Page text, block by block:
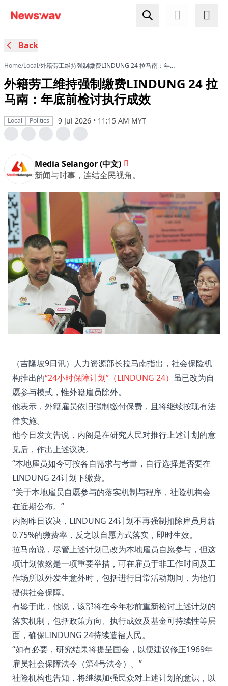
Back
Home/Local/外籍劳工维持强制缴费LINDUNG 24 拉马南：年底
外籍劳工维持强制缴费LINDUNG 24 拉
马南：年底前检讨执行成效
Local Politics 9 Jul 2026 • 11:15 AM MYT
Media Selangor (中文)
新闻与时事，连结全民视角。
（吉隆坡9日讯）人力资源部长拉马南指出，社会保险机
构推出的“24小时保障计划”（LINDUNG 24） 虽已改为自
愿参与模式，惟外籍雇员除外。
他表示，外籍雇员依旧强制缴付保费，且将继续按现有法
律实施。
他今日发文告说，内阁是在研究人民对推行上述计划的意
见后，作出上述议决。
“本地雇员如今可按各自需求与考量，自行选择是否要在
LINDUNG 24计划下缴费。
“关于本地雇员自愿参与的落实机制与程序，社险机构会
在近期公布。”
内阁昨日议决，LINDUNG 24计划不再强制扣除雇员月薪
0.75%的缴费率，反之以自愿方式落实，即时生效。
拉马南说，尽管上述计划已改为本地雇员自愿参与，但这
项计划依然是一项重要举措，可在雇员于非工作时间及工
作场所以外发生意外时，包括进行日常活动期间，为他们
提供社会保障。
有鉴于此，他说，该部将在今年杪前重新检讨上述计划的
落实机制，包括政策方向、执行成效及基金可持续性等层
面，确保LINDUNG 24持续造福人民。
“如有必要，研究结果将提呈国会，以便建议修正1969年
雇员社会保障法令（第4号法令）。”
社险机构也告知，将继续加强民众对上述计划的意识，以